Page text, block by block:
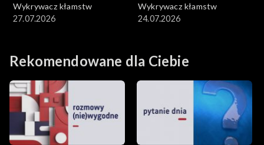
Wykrywacz kłamstw
27.07.2026
Wykrywacz kłamstw
24.07.2026
Rekomendowane dla Ciebie